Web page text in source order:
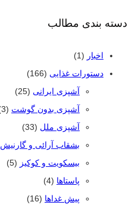
دسته بندی مطالب
اخبار (1)
دستورات غذایی (166)
آشپزی ایرانی (25)
آشپزی بدون گوشت (3)
آشپزی ملل (33)
بشقاب آرائی و گارنیش
بیسکویت و کوکیز (5)
پاستاها (4)
پیش غداها (16)